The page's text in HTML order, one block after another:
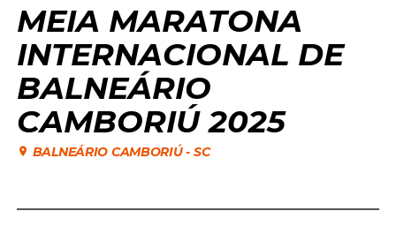
MEIA MARATONA
INTERNACIONAL DE
BALNEÁRIO
CAMBORIÚ 2025
BALNEÁRIO CAMBORIÚ- SC